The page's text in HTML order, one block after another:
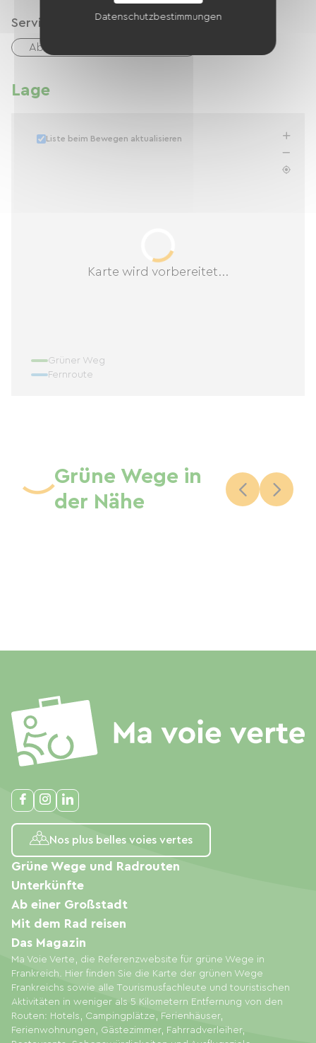
Services
Abendessen beim Gastgeber
Lage
Karte wird vorbereitet...
Liste beim Bewegen aktualisieren
Grüner Weg
Fernroute
Grüne Wege in
der Nähe
Nos plus belles voies vertes
Ma Voie Verte, die Referenzwebsite für grüne Wege in
Frankreich. Hier finden Sie die Karte der grünen Wege
Frankreichs sowie alle Tourismusfachleute und touristischen
Aktivitäten in weniger als 5 Kilometern Entfernung von den
Routen: Hotels, Campingplätze, Ferienhäuser,
Ferienwohnungen, Gästezimmer, Fahrradverleiher,
Grüne Wege und Radrouten
Unterkünfte
Ab einer Großstadt
Mit dem Rad reisen
Das Magazin
Datenschutzbestimmungen